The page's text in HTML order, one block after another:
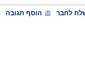
לחבר הוסף תגובה